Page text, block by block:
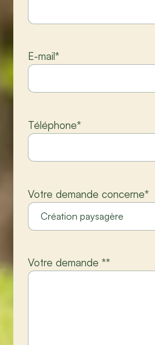
E-mail*
Téléphone*
Votre demande concerne*
Votre demande **